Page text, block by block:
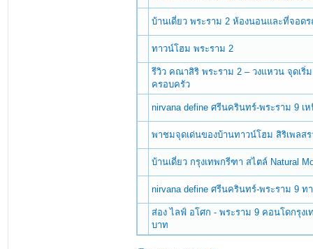
บ้านเดี่ยว พระราม 2 ห้องนอนและที่จอด
ทาวน์โฮม พระราม 2
รีวิว คณาสิริ พระราม 2 – วงแหวน จุดเริ่
ครอบครัว
nirvana define ศรีนครินทร์-พระราม 9
พาชมจุดเด่นของบ้านทาวน์โฮม สิริเพลส
บ้านเดี่ยว กรุงเทพกรีฑา สไตล์ Natural
nirvana define ศรีนครินทร์-พระราม 9 ท
ส่อง ไลฟ์ อโศก - พระราม 9 คอนโดกรุง
บาท